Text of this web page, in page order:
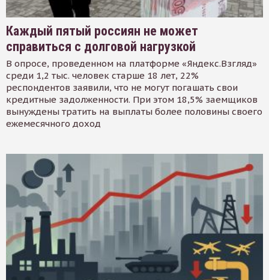
Каждый пятый россиян не может
справиться с долговой нагрузкой
В опросе, проведенном на платформе «Яндекс.Взгляд»
среди 1,2 тыс. человек старше 18 лет, 22%
респондентов заявили, что не могут погашать свои
кредитные задолженности. При этом 18,5% заемщиков
вынуждены тратить на выплаты более половины своего
ежемесячного доход